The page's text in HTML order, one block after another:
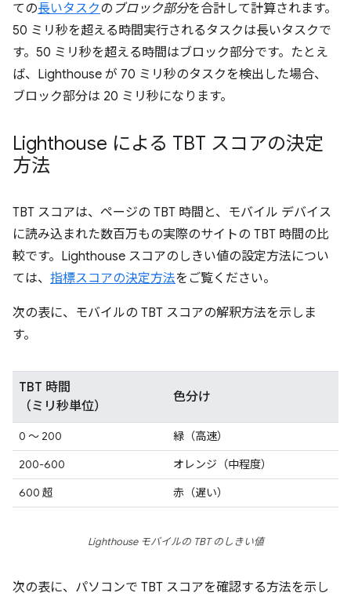
ての長いタスクの ブロック部分を合計して計算されます。
50 ミリ秒を超える時間実行されるタスクは長いタスクで
す。50 ミリ秒を超える時間はブロック部分です。たとえ
ば、Lighthouse が 70 ミリ秒のタスクを検出した場合、
ブロック部分は 20 ミリ秒になります。
Lighthouse による TBT スコアの決定
方法
TBT スコアは、ページの TBT 時間と、モバイル デバイス
に読み込まれた数百万もの実際のサイトの TBT 時間の比
較です。Lighthouse スコアのしきい値の設定方法につい
ては、 指標スコアの決定方法をご覧ください。
次の表に、モバイルの TBT スコアの解釈方法を示しま
す。
TBT 時間
（ミリ秒単位）
色分け
0 ～ 200
緑（高速）
200-600
オレンジ（中程度）
600 超
赤（遅い）
Lighthouse モバイルの TBT のしきい値
次の表に、パソコンで TBT スコアを確認する方法を示し